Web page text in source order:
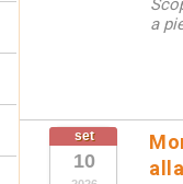
a
set
10